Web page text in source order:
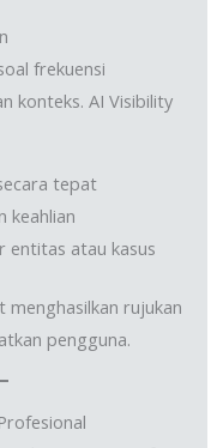
frekuensi
konteks. AI Visibility
tepat
keahlian
entitas atau kasus
rujukan
pengguna.